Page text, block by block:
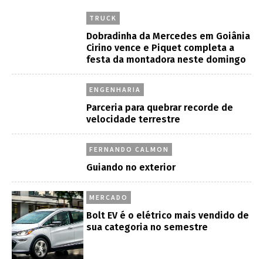
TRUCK
Dobradinha da Mercedes em Goiânia
Cirino vence e Piquet completa a
festa da montadora neste domingo
ENGENHARIA
Parceria para quebrar recorde de
velocidade terrestre
FERNANDO CALMON
Guiando no exterior
MERCADO
Bolt EV é o elétrico mais vendido de
sua categoria no semestre